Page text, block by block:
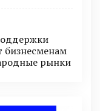
бизнесменам
рынки